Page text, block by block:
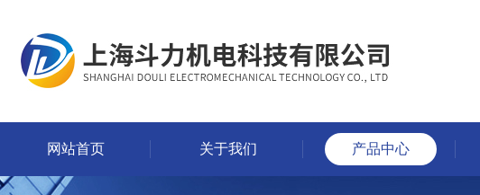
网站首页 关于我们 产品中心